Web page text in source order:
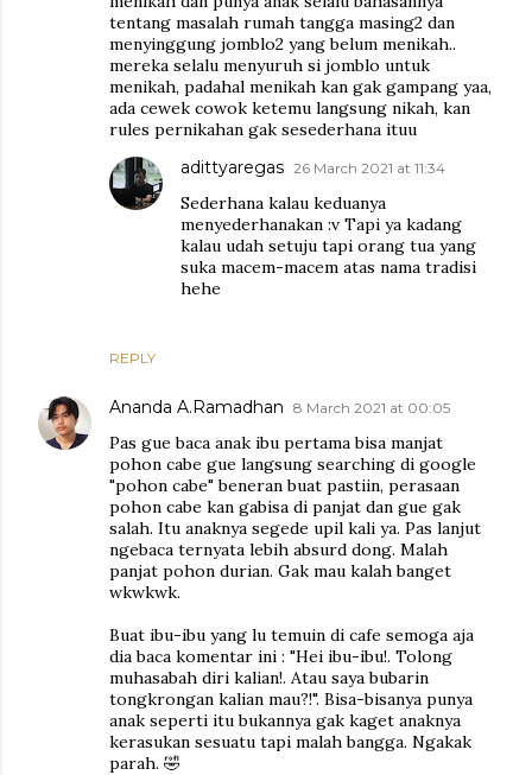
tentang masalah rumah tangga masing2 dan
menyinggung jomblo2 yang belum menikah..
mereka selalu menyuruh si jomblo untuk
menikah, padahal menikah kan gak gampang yaa,
ada cewek cowok ketemu langsung nikah, kan
rules pernikahan gak sesederhana ituu
REPLY
adittyaregas 26 March 2021 at 11:34
Sederhana kalau keduanya
menyederhanakan :v Tapi ya kadang
kalau udah setuju tapi orang tua yang
suka macem-macem atas nama tradisi
hehe
Ananda A.Ramadhan 8 March 2021 at 00:05
Pas gue baca anak ibu pertama bisa manjat
pohon cabe gue langsung searching di google
"pohon cabe" beneran buat pastiin, perasaan
pohon cabe kan gabisa di panjat dan gue gak
salah. Itu anaknya segede upil kali ya. Pas lanjut
ngebaca ternyata lebih absurd dong. Malah
panjat pohon durian. Gak mau kalah banget
wkwkwk.
Buat ibu-ibu yang lu temuin di cafe semoga aja
dia baca komentar ini : "Hei ibu-ibu!. Tolong
muhasabah diri kalian!. Atau saya bubarin
tongkrongan kalian mau?!". Bisa-bisanya punya
anak seperti itu bukannya gak kaget anaknya
kerasukan sesuatu tapi malah bangga. Ngakak
parah. 🤣